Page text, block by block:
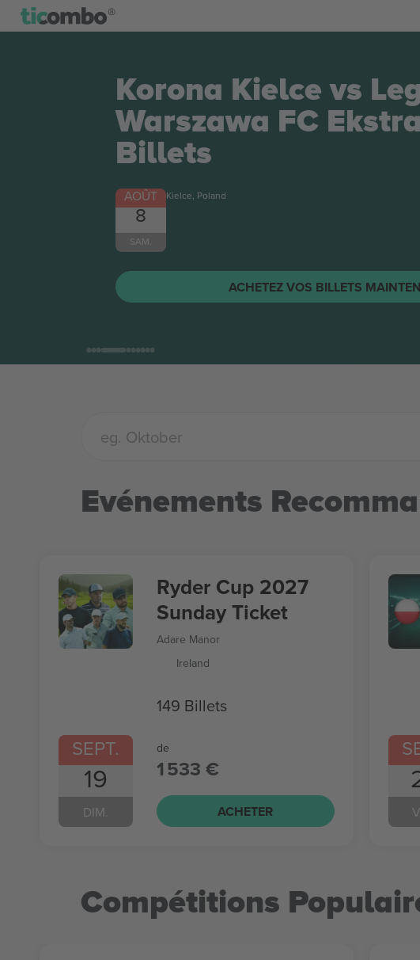
Korona Kielce vs
Warszawa FC
Billets
AOÛT
8
SAM.
Kielce, Poland
ACHETEZ VOS BILLETS
Evénements
SEPT.
19
DIM.
Ryder Cup 2027
Sunday Ticket
Adare Manor
Ireland
149 Billets
de
1 533 €
ACHETER
Compétitions